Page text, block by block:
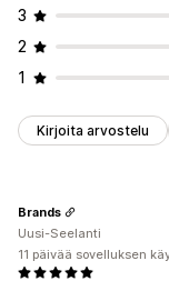
3
2
1
Kirjoita arvostelu
Brands
Uusi-Seelanti
11 päivää sovelluksen